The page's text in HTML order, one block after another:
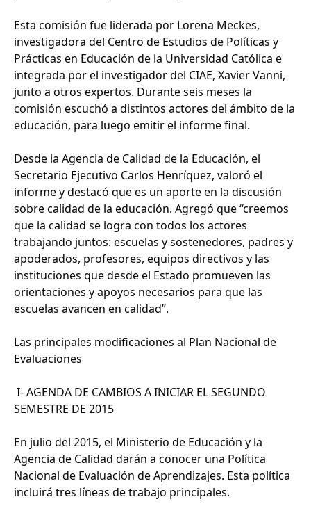
Esta comisión fue liderada por Lorena Meckes,
investigadora del Centro de Estudios de Políticas y
Prácticas en Educación de la Universidad Católica e
integrada por el investigador del CIAE, Xavier Vanni,
junto a otros expertos. Durante seis meses la
comisión escuchó a distintos actores del ámbito de la
educación, para luego emitir el informe final.
Desde la Agencia de Calidad de la Educación, el
Secretario Ejecutivo Carlos Henríquez, valoró el
informe y destacó que es un aporte en la discusión
sobre calidad de la educación. Agregó que “creemos
que la calidad se logra con todos los actores
trabajando juntos: escuelas y sostenedores, padres y
apoderados, profesores, equipos directivos y las
instituciones que desde el Estado promueven las
orientaciones y apoyos necesarios para que las
escuelas avancen en calidad”.
Las principales modificaciones al Plan Nacional de
Evaluaciones
I- AGENDA DE CAMBIOS A INICIAR EL SEGUNDO
SEMESTRE DE 2015
En julio del 2015, el Ministerio de Educación y la
Agencia de Calidad darán a conocer una Política
Nacional de Evaluación de Aprendizajes. Esta política
incluirá tres líneas de trabajo principales.